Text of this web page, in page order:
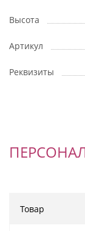
Высота
Артикул
Реквизиты
Товар